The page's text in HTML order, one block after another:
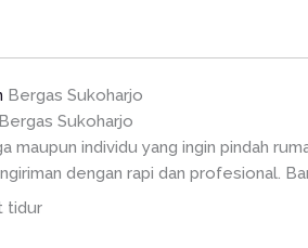
Bergas Sukoharjo
Sukoharjo
maupun individu yang ingin pindah
dengan rapi dan profesional.
tidur